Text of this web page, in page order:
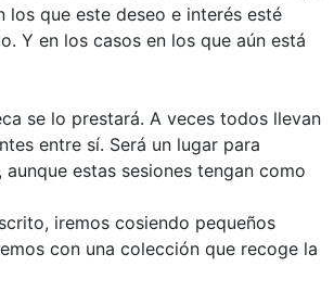
los que este deseo e interés esté
Y en los casos en los que aún está
se lo prestará. A veces todos llevan
entre sí. Será un lugar para
estas sesiones tengan como
iremos cosiendo pequeños
con una colección que recoge la